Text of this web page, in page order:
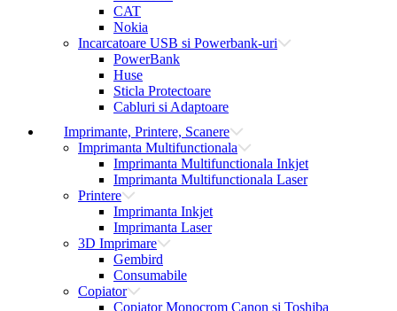
CAT
Nokia
Incarcatoare USB si Powerbank-uri
PowerBank
Huse
Sticla Protectoare
Cabluri si Adaptoare
Imprimante, Printere, Scanere
Imprimanta Multifunctionala
Imprimanta Multifunctionala Inkjet
Imprimanta Multifunctionala Laser
Printere
Imprimanta Inkjet
Imprimanta Laser
3D Imprimare
Gembird
Consumabile
Copiator
Copiator Monocrom Canon si Toshiba